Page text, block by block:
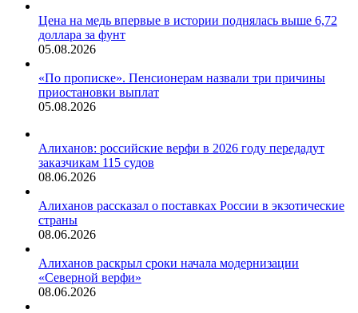
Цена на медь впервые в истории поднялась выше 6,72
доллара за фунт
05.08.2026
«По прописке». Пенсионерам назвали три причины
приостановки выплат
05.08.2026
Алиханов: российские верфи в 2026 году передадут
заказчикам 115 судов
08.06.2026
Алиханов рассказал о поставках России в экзотические
страны
08.06.2026
Алиханов раскрыл сроки начала модернизации
«Северной верфи»
08.06.2026